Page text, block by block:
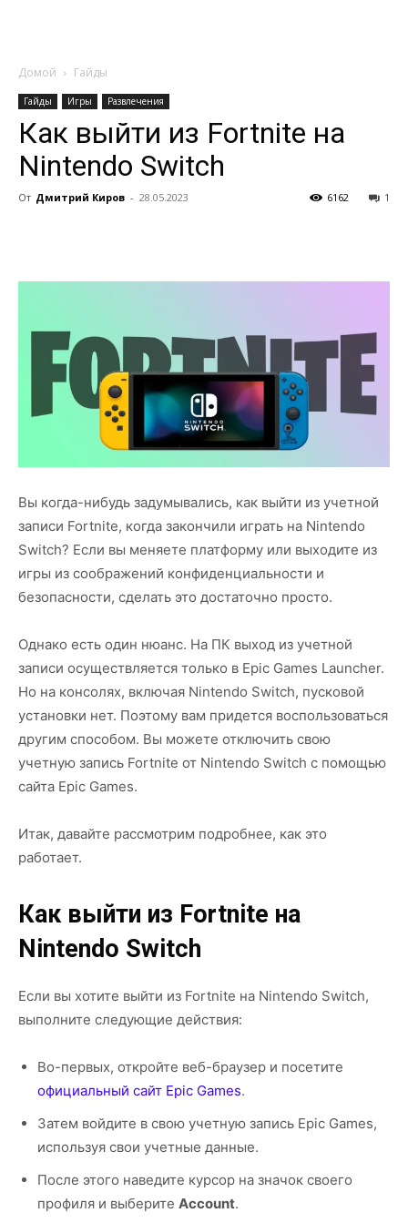
Домой Гайды
Гайды Игры Развлечения
Как выйти из Fortnite на
Nintendo Switch
От Дмитрий Киров - 28.05.2023 1
6162
Вы когда-нибудь задумывались, как выйти из учетной
записи Fortnite, когда закончили играть на Nintendo
Switch? Если вы меняете платформу или выходите из
игры из соображений конфиденциальности и
безопасности, сделать это достаточно просто.
Однако есть один нюанс. На ПК выход из учетной
записи осуществляется только в Epic Games Launcher.
Но на консолях, включая Nintendo Switch, пусковой
установки нет. Поэтому вам придется воспользоваться
другим способом. Вы можете отключить свою
учетную запись Fortnite от Nintendo Switch с помощью
сайта Epic Games.
Итак, давайте рассмотрим подробнее, как это
работает.
Как выйти из Fortnite на
Nintendo Switch
Если вы хотите выйти из Fortnite на Nintendo Switch,
выполните следующие действия:
Во-первых, откройте веб-браузер и посетите
официальный сайт Epic Games.
Затем войдите в свою учетную запись Epic Games,
используя свои учетные данные.
После этого наведите курсор на значок своего
профиля и выберите Account.